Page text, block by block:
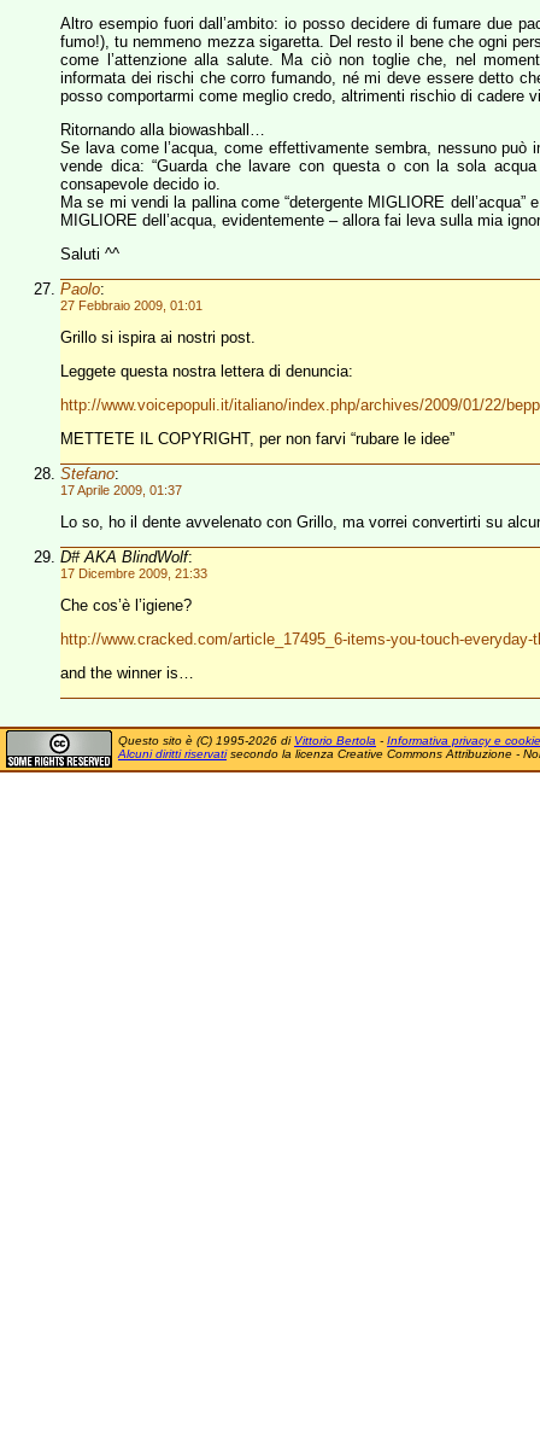
Altro esempio fuori dall’ambito: io posso decidere di fumare due
fumo!), tu nemmeno mezza sigaretta. Del resto il bene che ogni
come l’attenzione alla salute. Ma ciò non toglie che, nel
informata dei rischi che corro fumando, né mi deve essere detto
posso comportarmi come meglio credo, altrimenti rischio di cadere
Ritornando alla biowashball…
Se lava come l’acqua, come effettivamente sembra, nessuno
vende dica: “Guarda che lavare con questa o con la sola
consapevole decido io.
Ma se mi vendi la pallina come “detergente MIGLIORE
MIGLIORE dell’acqua, evidentemente – allora fai leva sulla mia
Saluti ^^
Paolo:
27 Febbraio 2009, 01:01
Grillo si ispira ai nostri post.
Leggete questa nostra lettera di denuncia:
http://www.voicepopuli.it/italiano/index.php/archives/2009/01/22/
METTETE IL COPYRIGHT, per non farvi “rubare le idee”
Stefano:
17 Aprile 2009, 01:37
Lo so, ho il dente avvelenato con Grillo, ma vorrei convertirti su
D# AKA BlindWolf:
17 Dicembre 2009, 21:33
Che cos’è l’igiene?
http://www.cracked.com/article_17495_6-items-you-touch-
and the winner is…
Questo sito è (C) 1995-2026 di Vittorio Bertola - Informativa privacy e cookie
Alcuni diritti riservatisecondo la licenza Creative Commons Attribuzione -